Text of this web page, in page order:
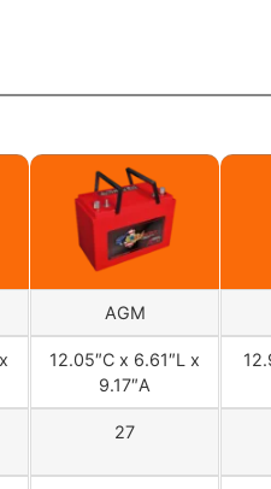
AGM
12.05″C x 6.61″L x
9.17″A
27